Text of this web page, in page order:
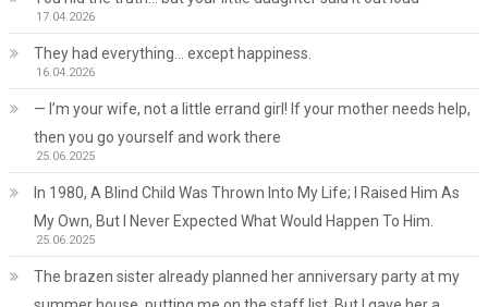
17.04.2026
They had everything… except happiness.
16.04.2026
— I’m your wife, not a little errand girl! If your mother needs help,
then you go yourself and work there
25.06.2025
In 1980, A Blind Child Was Thrown Into My Life; I Raised Him As
My Own, But I Never Expected What Would Happen To Him.
25.06.2025
The brazen sister already planned her anniversary party at my